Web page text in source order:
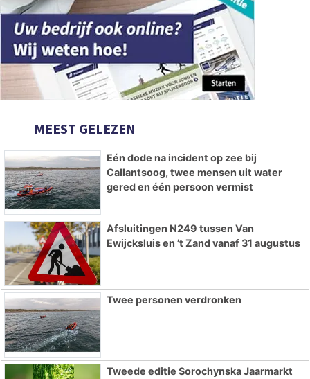
MEEST GELEZEN
Eén dode na incident op zee bij
Callantsoog, twee mensen uit water
gered en één persoon vermist
Afsluitingen N249 tussen Van
Ewijcksluis en ’t Zand vanaf 31 augustus
Twee personen verdronken
Tweede editie Sorochynska Jaarmarkt